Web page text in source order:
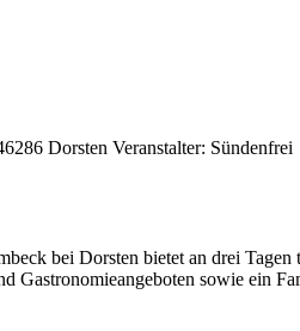
Dorsten Veranstalter: Sündenfrei
bei Dorsten bietet an drei
Gastronomieangeboten sowie ein